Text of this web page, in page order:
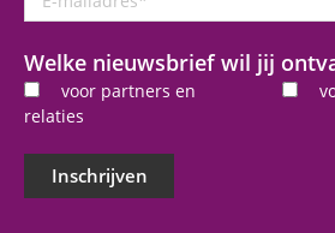
mailadres
Welke nieuwsbrief wil jij
voor partners en
relaties
Inschrijven